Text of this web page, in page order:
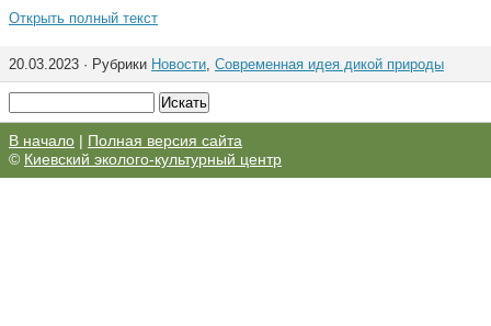
Открыть полный текст
20.03.2023 · Рубрики Новости, Современная идея дикой природы
В начало | Полная версия сайта
© Киевский эколого-культурный центр